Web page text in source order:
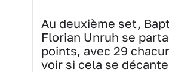
Au deuxième set,
Florian Unruh se
points, avec 29
voir si cela se